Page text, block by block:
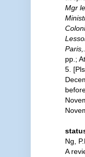
Mgr
Paris,.
pp.;
5.
Ng,
A